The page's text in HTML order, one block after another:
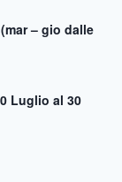
– gio dalle
Luglio al 30